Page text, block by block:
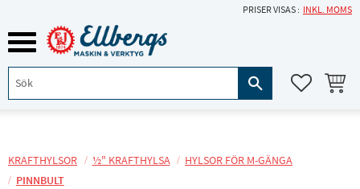
Meny
PRISER VISAS INKL. MOMS
KRAFTHYLSOR ½" KRAFTHYLSA
HYLSOR FÖR M-GÄNGA
PINNBULT